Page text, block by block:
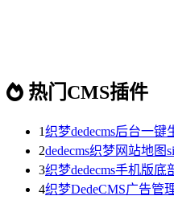
热门CMS插件
1织梦dedecms后台一
2dedecms织梦网站地图
3织梦dedecms手机版
4织梦DedeCMS广告管